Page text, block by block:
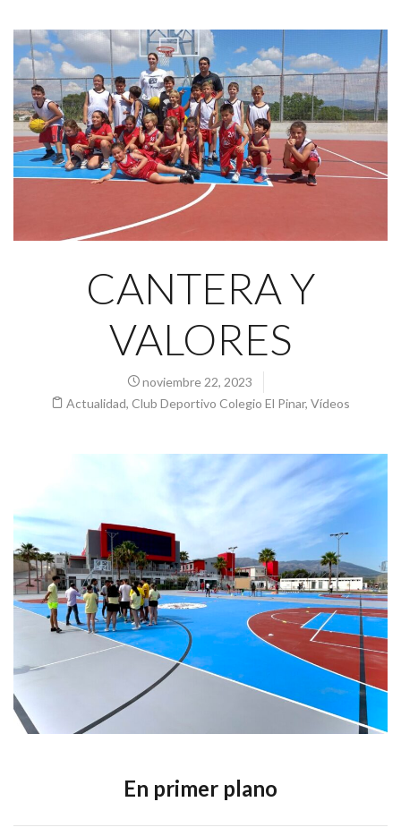
CANTERA Y
VALORES
noviembre 22, 2023
Actualidad, Club Deportivo Colegio El Pinar, Vídeos
En primer plano